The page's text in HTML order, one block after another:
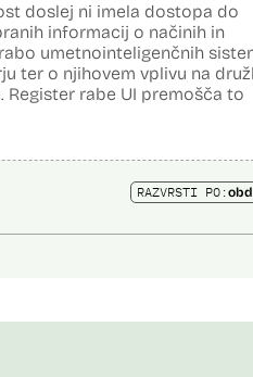
doslej ni imela dostopa do
informacij o načinih in
umetnointeligenčnih
ter o njihovem vplivu na
Register rabe UI premošča to
RAZVRSTI PO: